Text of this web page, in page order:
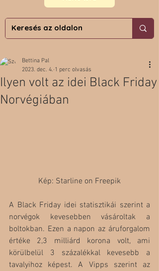
Ilyen volt az idei Black Friday
Norvégiában
Bettina Pal
2023. dec. 4. 1 perc olvasás
Kép: Starline on Freepik
A Black Friday idei statisztikái szerint a
norvégok kevesebben vásároltak a
boltokban. Ezen a napon az áruforgalom
értéke 2,3 milliárd korona volt, ami
körülbelül 3 százalékkal kevesebb a
tavalyihoz képest. A Vipps szerint az